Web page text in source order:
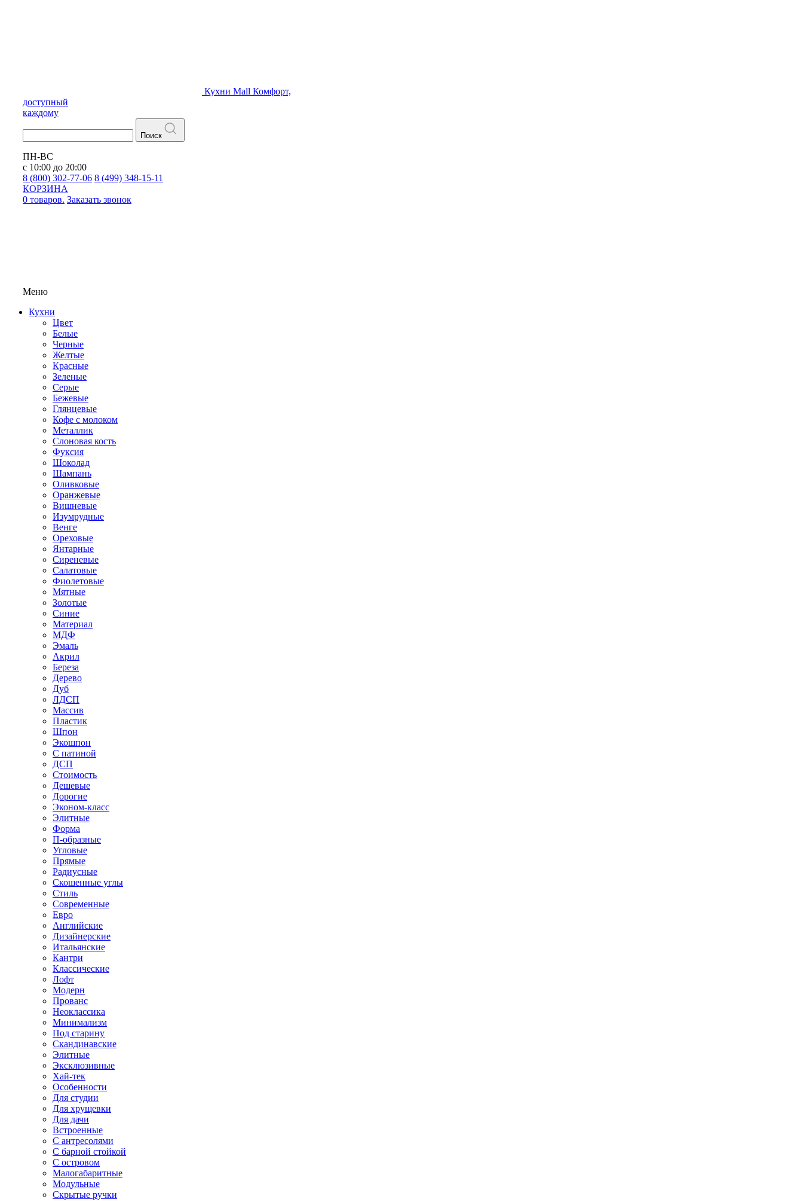
Кухни Mall Комфорт,
доступный
каждому
Поиск
ПН-ВС
с 10:00 до 20:00
8 (800) 302-77-06 8 (499) 348-15-11
КОРЗИНА
0 товаров. Заказать звонок
Меню
Кухни
Цвет
Белые
Черные
Желтые
Красные
Зеленые
Серые
Бежевые
Глянцевые
Кофе с молоком
Металлик
Слоновая кость
Фуксия
Шоколад
Шампань
Оливковые
Оранжевые
Вишневые
Изумрудные
Венге
Ореховые
Янтарные
Сиреневые
Салатовые
Фиолетовые
Мятные
Золотые
Синие
Материал
МДФ
Эмаль
Акрил
Береза
Дерево
Дуб
ЛДСП
Массив
Пластик
Шпон
Экошпон
С патиной
ДСП
Стоимость
Дешевые
Дорогие
Эконом-класс
Элитные
Форма
П-образные
Угловые
Прямые
Радиусные
Скошенные углы
Стиль
Современные
Евро
Английские
Дизайнерские
Итальянские
Кантри
Классические
Лофт
Модерн
Прованс
Неоклассика
Минимализм
Под старину
Скандинавские
Элитные
Эксклюзивные
Хай-тек
Особенности
Для студии
Для хрущевки
Для дачи
Встроенные
С антресолями
С барной стойкой
С островом
Малогабаритные
Модульные
Скрытые ручки